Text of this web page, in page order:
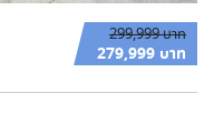
299,999 บาท
279,999 บาท